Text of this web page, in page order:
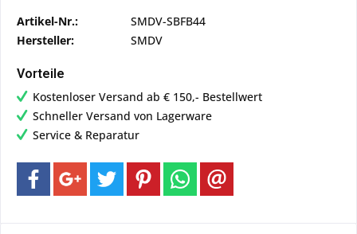
Artikel-Nr.:
SMDV-SBFB44
Hersteller:
SMDV
Vorteile
Kostenloser Versand ab € 150,- Bestellwert
Schneller Versand von Lagerware
Service & Reparatur